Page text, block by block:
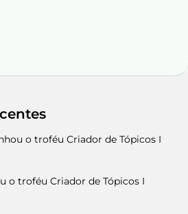
o troféu Criador de Tópicos I
o troféu Criador de Tópicos I